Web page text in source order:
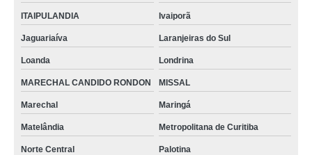
ITAIPULANDIA Ivaiporã
Jaguariaíva Laranjeiras do Sul
Loanda Londrina
MARECHAL CANDIDO RONDON MISSAL
Marechal Maringá
Matelândia Metropolitana de Curitiba
Norte Central Palotina